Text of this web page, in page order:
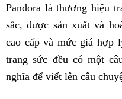
Pandora là thương hiệu
sắc, được sản xuất và
cao cấp và mức giá hợp
trang sức đều có một
nghĩa để viết lên câu